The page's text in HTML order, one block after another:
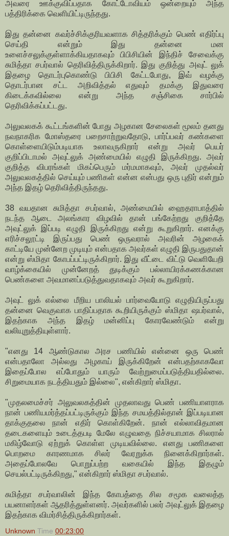
அவரை ஊக்குவிப்பதாக கோட்டோவியம் ஒன்றையும் அந்த
பத்திரிக்கை வெளியிட்டிருந்தது.
இது தன்னை கவர்ச்சிக்குரியவளாக சித்தரிக்கும் பெண் எதிர்ப்பு
செய்தி என்றும் இது தன்னை மன
உளைச்சலுக்குள்ளாக்கியதாகவும் பிபிசியின் இந்திச் சேவைக்கு
சுமித்தா சபர்வால் தெரிவித்திருக்கிறார். இது குறித்து அவுட் லுக்
இதழை தொடர்புகொண்டு பிபிசி கேட்டபோது, இவ் வழக்கு
தொடர்பான சட்ட அறிவித்தல் எதுவும் தமக்கு இதுவரை
கிடைக்கவில்லை என்று அந்த சஞ்சிகை சார்பில்
தெரிவிக்கப்பட்டது.
அலுவலகக் கூட்டங்களின் போது அழகான சேலைகள் மூலம் தனது
நவநாகரிக மோஸ்தரை பறைசாற்றுவதோடு, பார்ப்பவர் கண்களை
கொள்ளையிடும்படியாக உலாவருகிறார் என்று அவர் பெயர்
குறிப்பிடாமல் அவுட்லுக் அண்மையில் எழுதி இருக்கிறது. அவர்
குறித்த விபரங்கள் மிகப்பெரும் மர்மமாகவும், அவர் முதல்வர்
அலுவலகத்தில் செய்யும் பணிகள் என்ன என்பது ஒரு புதிர் என்றும்
அந்த இதழ் தெரிவித்திருந்தது.
38 வயதான சுமித்தா சபர்வால், அண்மையில் ஹைதராபாத்தில்
நடந்த ஆடை அலங்கார விழவில் தான் பங்கேற்றது குறித்தே
அவுட்லுக் இப்படி எழுதி இருக்கிறது என்று கூறுகிறார். எனக்கு
எரிச்சலூட்டி இருப்பது பெண் ஒருவரால் அவரின் அழகைக்
காட்டியே முன்னேற முடியும் என்பதாக அவர்கள் எழுதி இருபதுதான்
என்று ஸ்மிதா கோபப்பட்டிருக்கிறார். இது வீட்டை விட்டு வெளியேறி
வாழ்க்கையில் முன்னேறத் துடிக்கும் பல்லாயிரக்கணக்கான
பெண்களை அவமானப்படுத்துவதாகவும் அவர் கூறுகிறார்.
அவுட் லுக் எல்லை மீறிய பாலியல் பார்வையோடு எழுதியிருப்பது
தன்னை வெகுவாக பாதிப்பதாக கூறியிருக்கும் ஸ்மிதா ஷபர்வால்,
இதற்காக அந்த இதழ் மன்னிப்பு கோரவேண்டும் என்று
வலியுறுத்தியுள்ளார்.
"எனது 14 ஆண்டுகால அரச பணியில் என்னை ஒரு பெண்
என்பதாலோ அல்லது அழகாய் இருக்கிறேன் என்பதற்காகவோ
இதைப்போல எப்போதும் யாரும் வேற்றுமைப்படுத்தியதில்லை.
சிறுமையாக நடத்தியதும் இல்லை", என்கிறார் ஸ்மிதா.
"முதலமைச்சர் அலுவலகத்தின் முதலாவது பெண் பணியாளராக
நான் பணியமர்த்தப்பட்டிருக்கும் இந்த சமயத்தில்தான் இப்படியான
தாக்குதலை நான் எதிர் கொள்கிறேன். நான் எல்லாவிதமான
தடைகளையும் உடைத்தபடி மேலே எழுவதை நிச்சயாமாக சிலரால்
மகிழ்வோடு ஏற்றுக் கொள்ள முடியவில்லை. எனது பணிகளை
பொறமை காரணமாக சிலர் வேரறுக்க நினைக்கிறார்கள்.
அதைப்போலவே பொறுப்பற்ற வகையில் இந்த இதழும்
செயல்பட்டிருக்கிறது," என்கிறார் ஸ்மிதா சபர்வால்.
சுமித்தா சபர்வாலின் இந்த கோபத்தை சில சமூக வலைத்த
பயனாளர்கள் ஆதரித்துள்ளனர். அவர்களில் பலர் அவுட்லுக் இதழை
இதற்காக விமர்சித்திருக்கிறார்கள்.
Unknown Time 00:23:00